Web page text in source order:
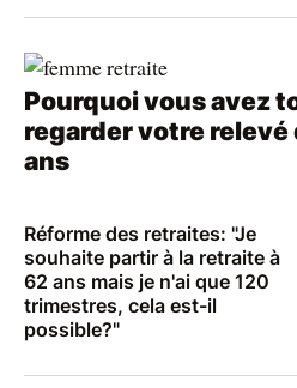
Pourquoi vous avez
regarder votre relevé
ans
Réforme des retraites: "Je
souhaite partir à la retraite à
62 ans mais je n'ai que 120
trimestres, cela est-il
possible?"